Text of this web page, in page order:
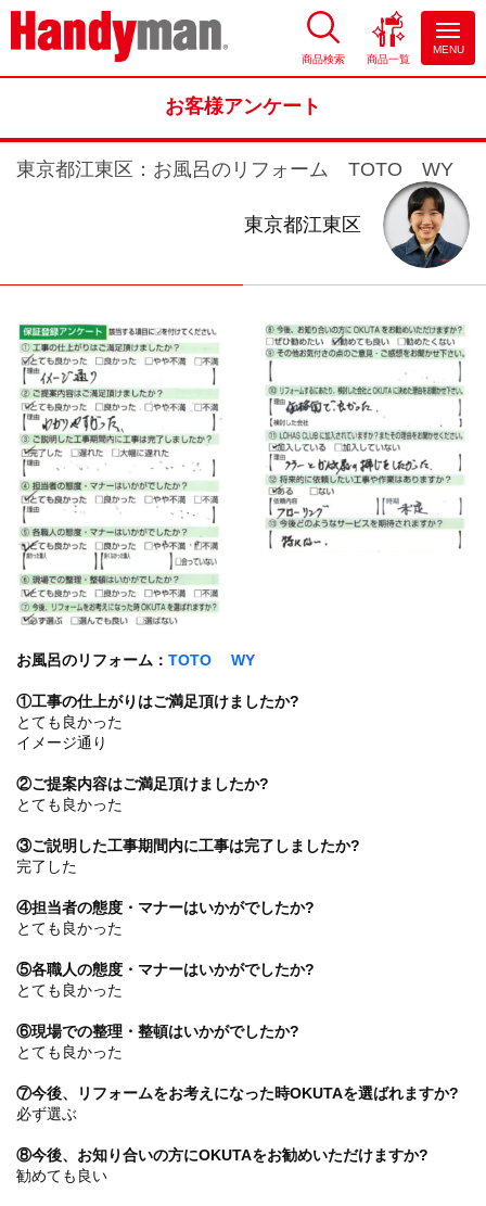
お風呂やキッチンのリフォーム
商品検索 商品一覧
MENU
お客様アンケート
東京都江東区：お風呂のリフォーム TOTO WY
東京都江東区
お風呂のリフォーム： TOTO WY
①工事の仕上がりはご満足頂けましたか?
とても良かった
イメージ通り
②ご提案内容はご満足頂けましたか?
とても良かった
③ご説明した工事期間内に工事は完了しましたか?
完了した
④担当者の態度・マナーはいかがでしたか?
とても良かった
⑤各職人の態度・マナーはいかがでしたか?
とても良かった
⑥現場での整理・整頓はいかがでしたか?
とても良かった
⑦今後、リフォームをお考えになった時OKUTAを選ばれますか?
必ず選ぶ
⑧今後、お知り合いの方にOKUTAをお勧めいただけますか?
勧めても良い